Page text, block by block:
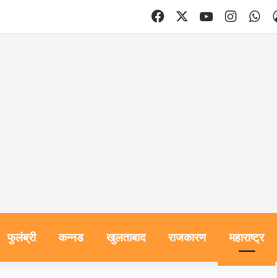
FacebookYouTube
फुलंब्री कन्नड खुलताबाद राजकारण महाराष्ट्र